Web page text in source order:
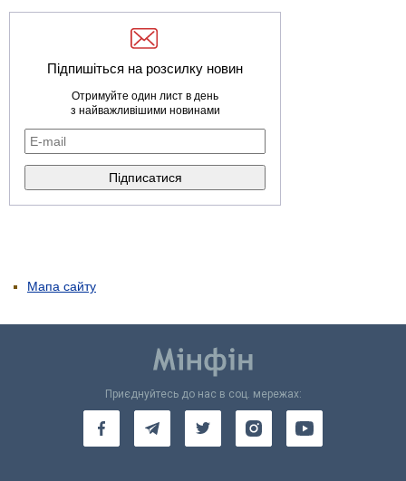
Підпишіться на розсилку новин
Отримуйте один лист в день
з найважливішими новинами
Мапа сайту
Приєднуйтесь до нас в соц. мережах: